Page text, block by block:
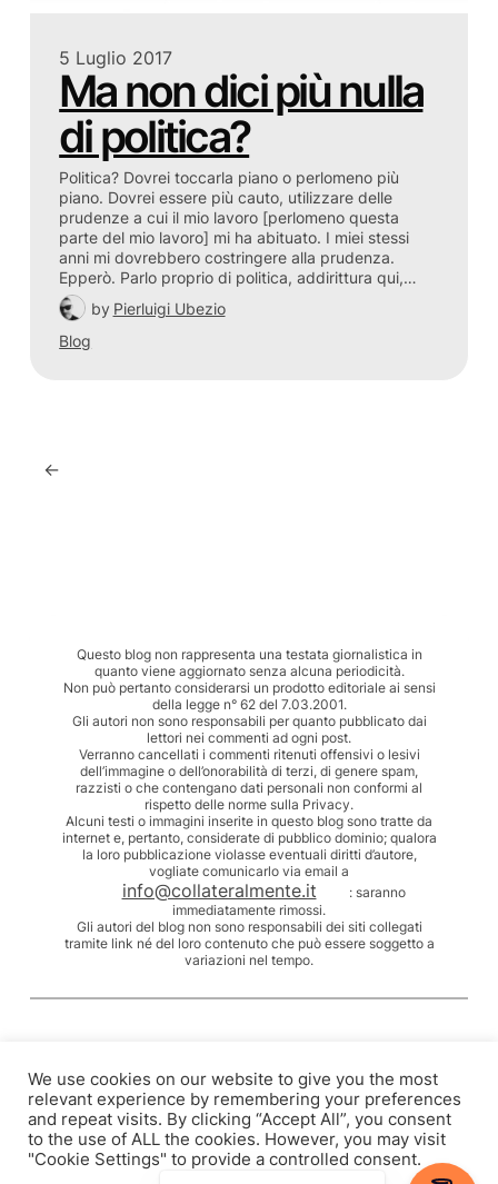
5 Luglio 2017
Ma non dici più nulla
di politica?
Politica? Dovrei toccarla piano o perlomeno più
piano. Dovrei essere più cauto, utilizzare delle
prudenze a cui il mio lavoro [perlomeno questa
parte del mio lavoro] mi ha abituato. I miei stessi
anni mi dovrebbero costringere alla prudenza.
Epperò. Parlo proprio di politica, addirittura qui,…
by Pierluigi Ubezio
Blog
←
Questo blog non rappresenta una testata giornalistica in
quanto viene aggiornato senza alcuna periodicità.
Non può pertanto considerarsi un prodotto editoriale ai sensi
della legge n° 62 del 7.03.2001.
Gli autori non sono responsabili per quanto pubblicato dai
lettori nei commenti ad ogni post.
Verranno cancellati i commenti ritenuti offensivi o lesivi
dell’immagine o dell’onorabilità di terzi, di genere spam,
razzisti o che contengano dati personali non conformi al
rispetto delle norme sulla Privacy.
Alcuni testi o immagini inserite in questo blog sono tratte da
internet e, pertanto, considerate di pubblico dominio; qualora
la loro pubblicazione violasse eventuali diritti d’autore,
vogliate comunicarlo via email a
info@collateralmente.it
: saranno
immediatamente rimossi.
Gli autori del blog non sono responsabili dei siti collegati
tramite link né del loro contenuto che può essere soggetto a
variazioni nel tempo.
We use cookies on our website to give you the most
relevant experience by remembering your preferences
and repeat visits. By clicking “Accept All”, you consent
to the use of ALL the cookies. However, you may visit
"Cookie Settings" to provide a controlled consent.